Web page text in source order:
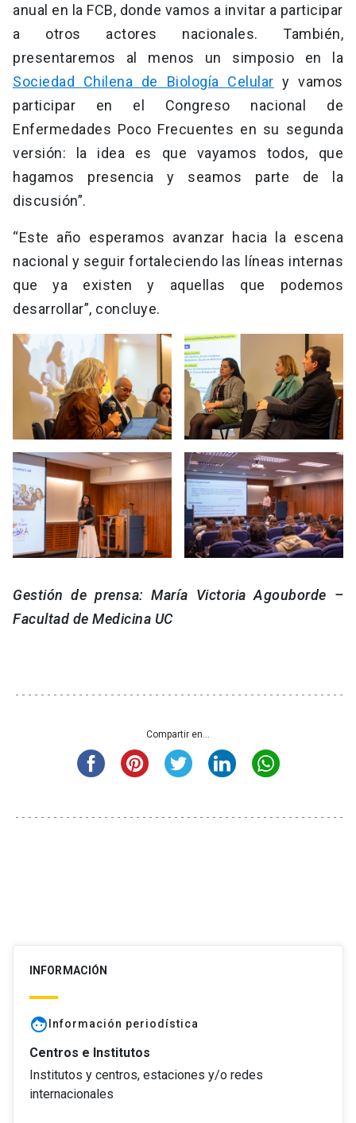
anual en la FCB, donde vamos a invitar a participar
a otros actores nacionales. También,
presentaremos al menos un simposio en la
Sociedad Chilena de Biología Celular y vamos
participar en el Congreso nacional de
Enfermedades Poco Frecuentes en su segunda
versión: la idea es que vayamos todos, que
hagamos presencia y seamos parte de la
discusión”.
“Este año esperamos avanzar hacia la escena
nacional y seguir fortaleciendo las líneas internas
que ya existen y aquellas que podemos
desarrollar”, concluye.
Gestión de prensa: María Victoria Agouborde –
Facultad de Medicina UC
Compartir en...
INFORMACIÓN
face Información periodística
Centros e Institutos
Institutos y centros, estaciones y/o redes
internacionales